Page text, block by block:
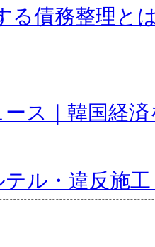
る債務整理と
ス｜韓国経
テル・違反施